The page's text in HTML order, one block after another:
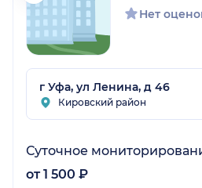
Нет
г Уфа, ул Ленина, д 46
Кировский район
Суточное
от 1 500 ₽